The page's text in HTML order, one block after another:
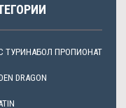
ТУРИНАБОЛ ПРОПИОНАТ
DRAGON